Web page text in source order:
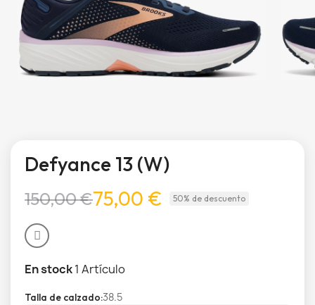
Defyance 13 (W)
150,00 €75,00 € 50% de descuento
En stock1 Artículo
Talla de calzado 38.5